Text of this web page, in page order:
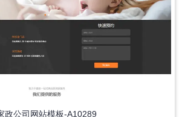
政公司网站模板-A10289